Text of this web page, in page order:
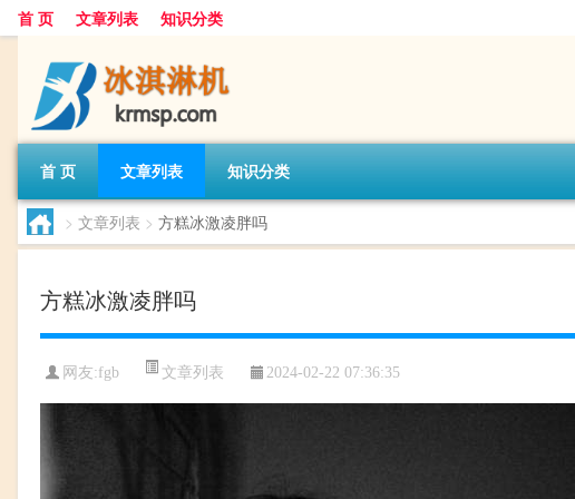
首 页 文章列表 知识分类
首 页 文章列表 知识分类
> 文章列表 > 方糕冰激凌胖吗
方糕冰激凌胖吗
网友:fgb 文章列表 2024-02-22 07:36:35